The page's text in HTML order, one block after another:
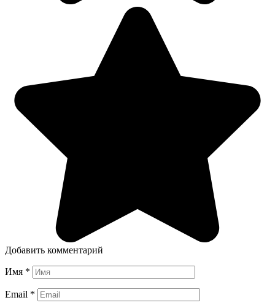
Добавить комментарий
Имя *
Email *